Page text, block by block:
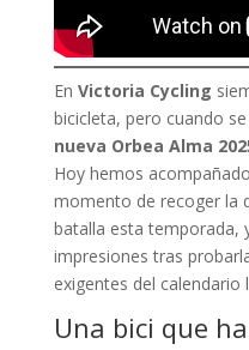
En Victoria Cycling
bicicleta, pero cuando
nueva Orbea Alma
Hoy hemos
momento de recoger la
batalla esta temporada,
impresiones tras
exigentes del calendario
Una bici que